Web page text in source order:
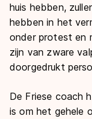
huis hebben,
hebben in het
onder protest en
zijn van zware
doorgedrukt
De Friese coach
is om het gehele